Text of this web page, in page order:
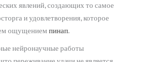
явлений, создающих то самое
и удовлетворения, которое
ощущением пинап.
нейронаучные работы